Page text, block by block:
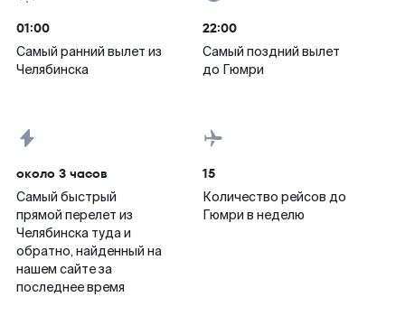
01:00
Самый ранний вылет из
Челябинска
22:00
Самый поздний вылет
до Гюмри
около 3 часов
Самый быстрый
прямой перелет из
Челябинска туда и
обратно, найденный на
нашем сайте за
последнее время
15
Количество рейсов до
Гюмри в неделю